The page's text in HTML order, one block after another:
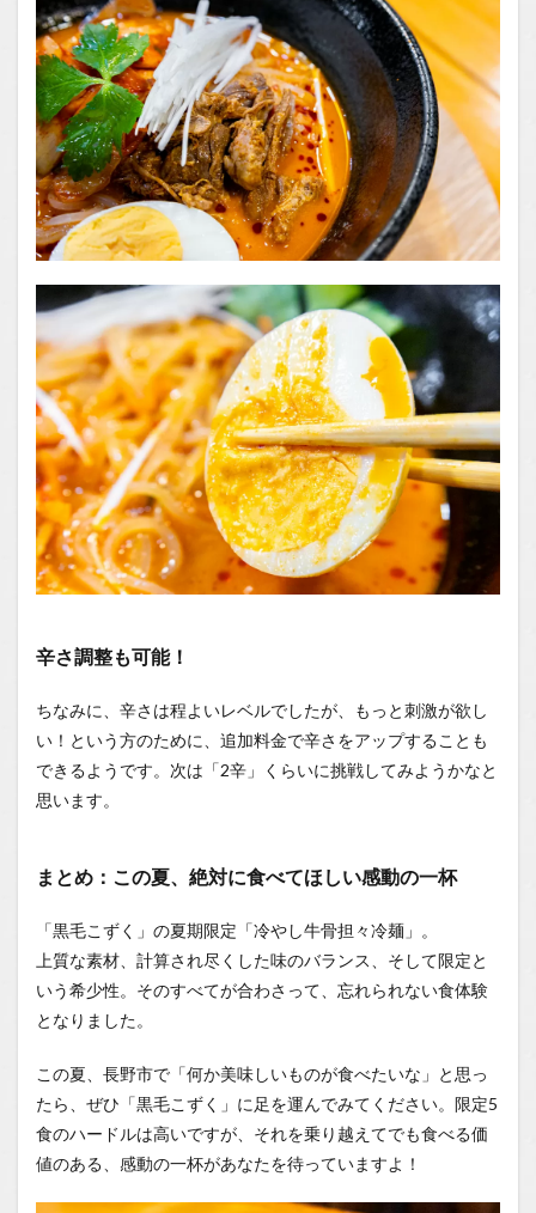
辛さ調整も可能！
ちなみに、辛さは程よいレベルでしたが、もっと刺激が欲し
い！という方のために、追加料金で辛さをアップすることも
できるようです。次は「2辛」くらいに挑戦してみようかなと
思います。
まとめ：この夏、絶対に食べてほしい感動の一杯
「黒毛こずく」の夏期限定「冷やし牛骨担々冷麺」。
上質な素材、計算され尽くした味のバランス、そして限定と
いう希少性。そのすべてが合わさって、忘れられない食体験
となりました。
この夏、長野市で「何か美味しいものが食べたいな」と思っ
たら、ぜひ「黒毛こずく」に足を運んでみてください。限定5
食のハードルは高いですが、それを乗り越えてでも食べる価
値のある、感動の一杯があなたを待っていますよ！